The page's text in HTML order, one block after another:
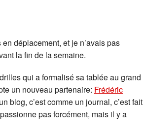
déplacement, et je n’avais pas
la fin de la semaine.
qui a formalisé sa tablée au grand
un nouveau partenaire: Frédéric
blog, c’est comme un journal, c’est fait
pas forcément, mais il y a